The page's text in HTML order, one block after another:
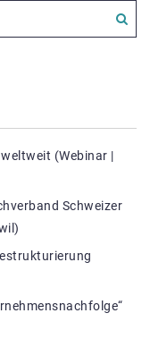
(Webinar |
Schweizer